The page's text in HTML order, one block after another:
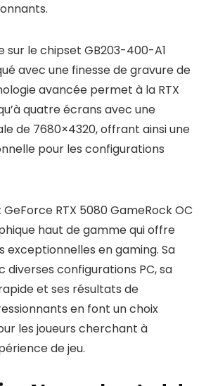
sur le chipset GB203-400-A1
avec une finesse de gravure de
avancée permet à la RTX
quatre écrans avec une
de 7680×4320, offrant ainsi une
pour les configurations
GeForce RTX 5080 GameRock OC
haut de gamme qui offre
en gaming. Sa
configurations PC, sa
et ses résultats de
en font un choix
les joueurs cherchant à
de jeu.